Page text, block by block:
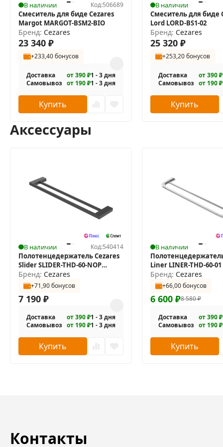
В комплекте поставки:
смеситель;
донный клапан;
гибкая подводка.
В наличии Код:506689
Смеситель для биде Cezares
Margot MARGOT-BSM2-BIO
Бренд: Cezares
23 340 ₽
+233,40 бонусов
Доставка от 390 ₽1 - 3 дня
Самовывоз от 190 ₽1 - 3 дня
Купить
В наличии
Смеситель для биде
Lord LORD-BS1-02
Бренд: Cezares
25 320 ₽
+253,20 бонусов
Доставка от 390 ₽
Самовывоз от 190 ₽
Купить
Аксессуары
В наличии Код:540414
Полотенцедержатель Cezares
Slider SLIDER-THD-60-NOP
двойной
Бренд: Cezares
+71,90 бонусов
7 190 ₽
Доставка от 390 ₽1 - 3 дня
Самовывоз от 190 ₽1 - 3 дня
Купить
В наличии
Liner LINER-THD-60-
Бренд: Cezares
+66,00 бонусов
8 580₽
6 600 ₽
Доставка от 390 ₽
Самовывоз от 190 ₽
Купить
Контакты